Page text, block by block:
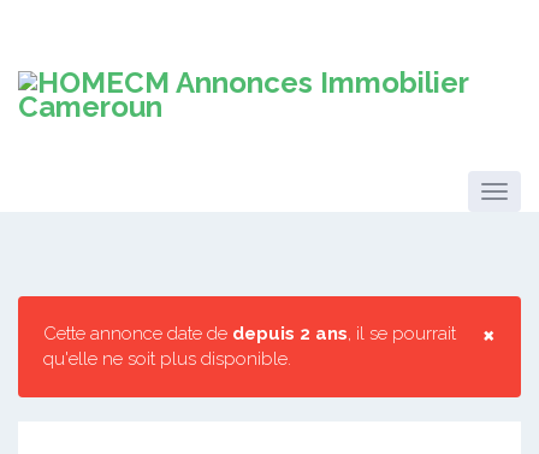
×
Cette annonce date de depuis 2 ans, il se pourrait
qu'elle ne soit plus disponible.